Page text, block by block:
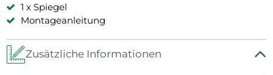
1 x Spiegel
Montageanleitung
Zusätzliche Informationen